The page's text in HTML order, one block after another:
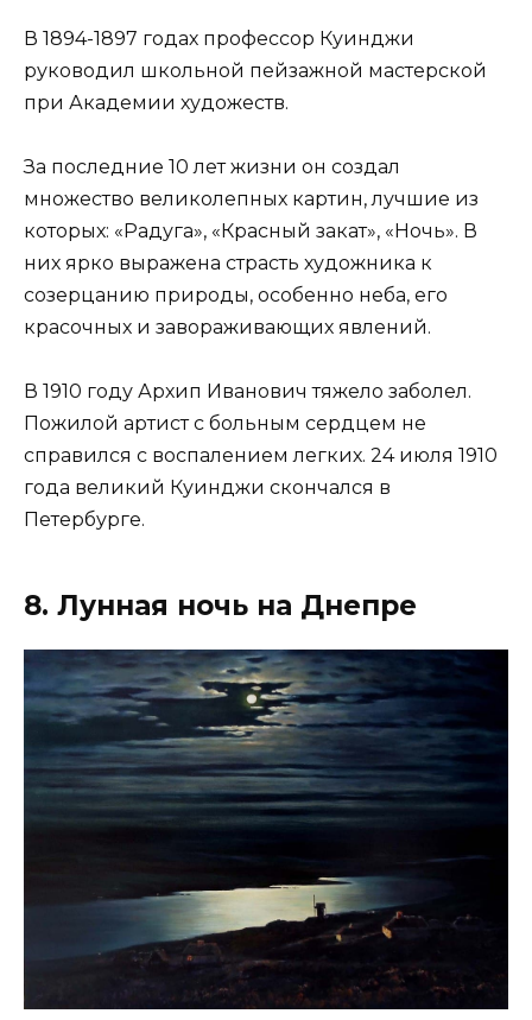
В 1894-1897 годах профессор Куинджи
руководил школьной пейзажной мастерской
при Академии художеств.
За последние 10 лет жизни он создал
множество великолепных картин, лучшие из
которых: «Радуга», «Красный закат», «Ночь». В
них ярко выражена страсть художника к
созерцанию природы, особенно неба, его
красочных и завораживающих явлений.
В 1910 году Архип Иванович тяжело заболел.
Пожилой артист с больным сердцем не
справился с воспалением легких. 24 июля 1910
года великий Куинджи скончался в
Петербурге.
8. Лунная ночь на Днепре